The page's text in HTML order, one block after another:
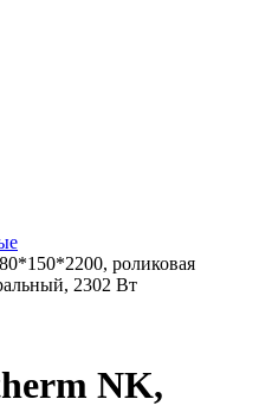
роликовая
2302 Вт
NK,